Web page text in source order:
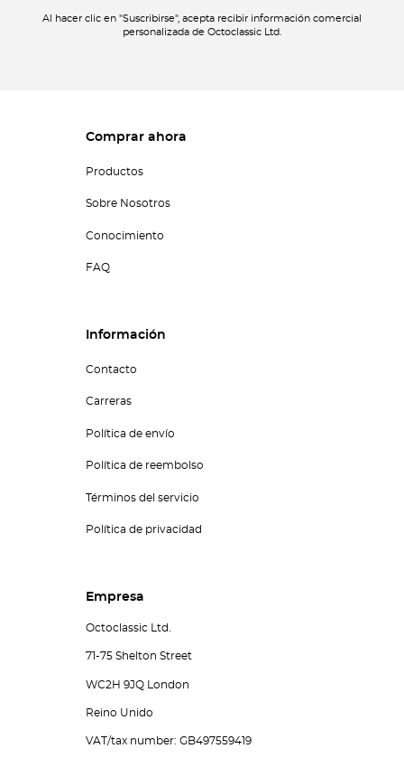
Al hacer clic en "Suscribirse", acepta recibir información comercial
personalizada de Octoclassic Ltd.
Comprar ahora
Productos
Sobre Nosotros
Conocimiento
FAQ
Información
Contacto
Carreras
Política de envío
Política de reembolso
Términos del servicio
Política de privacidad
Empresa
Octoclassic Ltd.
71-75 Shelton Street
WC2H 9JQ London
Reino Unido
VAT/tax number: GB497559419